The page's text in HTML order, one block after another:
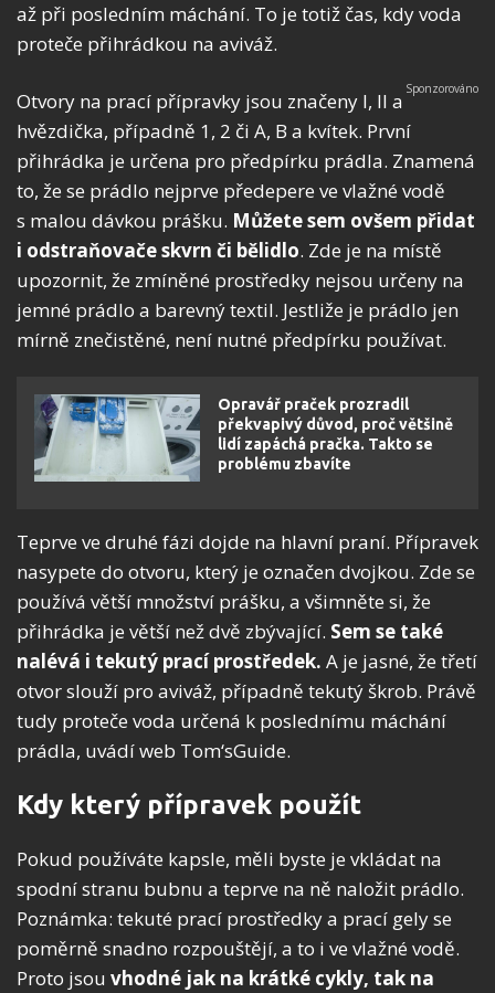
až při posledním máchání. To je totiž čas, kdy voda
proteče přihrádkou na aviváž.
Otvory na prací přípravky jsou značeny I, II a
hvězdička, případně 1, 2 či A, B a kvítek. První
přihrádka je určena pro předpírku prádla. Znamená
to, že se prádlo nejprve předepere ve vlažné vodě
s malou dávkou prášku. Můžete sem ovšem přidat
i odstraňovače skvrn či bělidlo. Zde je na místě
upozornit, že zmíněné prostředky nejsou určeny na
jemné prádlo a barevný textil. Jestliže je prádlo jen
mírně znečistěné, není nutné předpírku používat.
Opravář praček prozradil
překvapivý důvod, proč většině
lidí zapáchá pračka. Takto se
problému zbavíte
Teprve ve druhé fázi dojde na hlavní praní. Přípravek
nasypete do otvoru, který je označen dvojkou. Zde se
používá větší množství prášku, a všimněte si, že
přihrádka je větší než dvě zbývající. Sem se také
nalévá i tekutý prací prostředek. A je jasné, že třetí
otvor slouží pro aviváž, případně tekutý škrob. Právě
tudy proteče voda určená k poslednímu máchání
prádla, uvádí web Tom‘sGuide.
Kdy který přípravek použít
Pokud používáte kapsle, měli byste je vkládat na
spodní stranu bubnu a teprve na ně naložit prádlo.
Poznámka: tekuté prací prostředky a prací gely se
poměrně snadno rozpouštějí, a to i ve vlažné vodě.
Proto jsou vhodné jak na krátké cykly, tak na